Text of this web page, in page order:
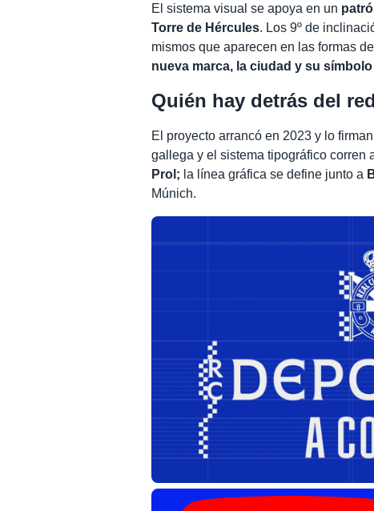
El sistema visual se apoya en un
Torre de Hércules. Los 9º de
mismos que aparecen en las formas
nueva marca, la ciudad y su
Quién hay detrás del
El proyecto arrancó en 2023 y lo
gallega y el sistema tipográfico corren
Prol; la línea gráfica se define junto a
Múnich.